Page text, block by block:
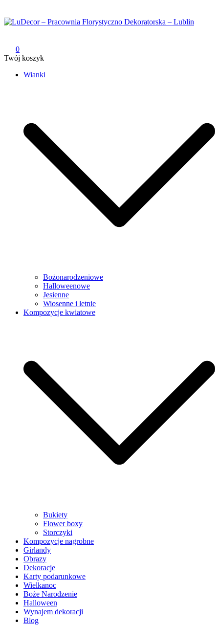
do
treści
0
Twój koszyk
Wianki
Bożonarodzeniowe
Halloweenowe
Jesienne
Wiosenne i letnie
Kompozycje kwiatowe
Bukiety
Flower boxy
Storczyki
Kompozycje nagrobne
Girlandy
Obrazy
Dekoracje
Karty podarunkowe
Wielkanoc
Boże Narodzenie
Halloween
Wynajem dekoracji
Blog